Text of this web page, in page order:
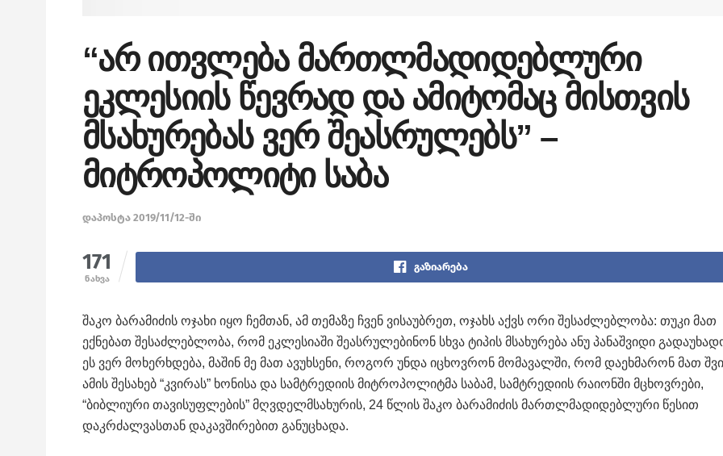
“არ ითვლება მართლმადიდებლური
ეკლესიის წევრად და ამიტომაც მისთვის
მსახურებას ვერ შეასრულებს” –
მიტროპოლიტი საბა
დაპოსტა 2019/11/12-ში
171
ნახვა
გაზიარება
შაკო ბარამიძის ოჯახი იყო ჩემთან, ამ თემაზე ჩვენ ვისაუბრეთ, ოჯახს აქვს ორი შესაძლებლობა: თუკი მათ
ექნებათ შესაძლებლობა, რომ ეკლესიაში შეასრულებინონ სხვა ტიპის მსახურება ანუ პანაშვიდი
ეს ვერ მოხერხდება, მაშინ მე მათ ავუხსენი, როგორ უნდა იცხოვრონ მომავალში, რომ დაეხმარონ მათ
ამის შესახებ “კვირას” ხონისა და სამტრედიის მიტროპოლიტმა საბამ, სამტრედიის რაიონში მცხოვრები,
“ბიბლიური თავისუფლების” მღვდელმსახურის, 24 წლის შაკო ბარამიძის მართლმადიდებლური წესით
დაკრძალვასთან დაკავშირებით განუცხადა.